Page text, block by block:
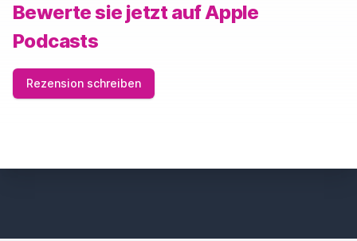
Bewerte sie jetzt auf Apple
Podcasts
Rezension schreiben